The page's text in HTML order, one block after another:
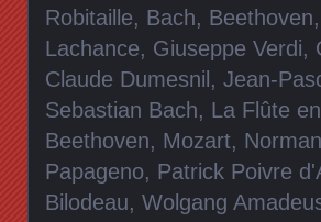
Robitaille, Bach, Beethoven,
Lachance, Giuseppe Verdi,
Claude Dumesnil , Jean-
Sebastian Bach, La Flûte
Beethoven, Mozart,
Papageno, Patrick Poivre
Bilodeau, Wolgang